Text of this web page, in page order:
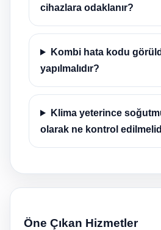
cihazlara odaklanır?
Kombi hata kodu
yapılmalıdır?
Klima yeterince
olarak ne kontrol
Öne Çıkan Hizmetler